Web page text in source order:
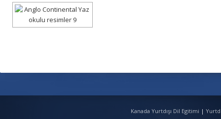
Kanada Yurtdışı Dil Egitimi |